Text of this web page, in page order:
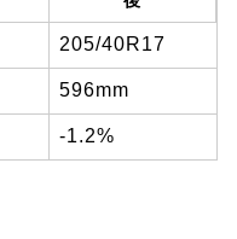
205/40R17
596mm
-1.2%